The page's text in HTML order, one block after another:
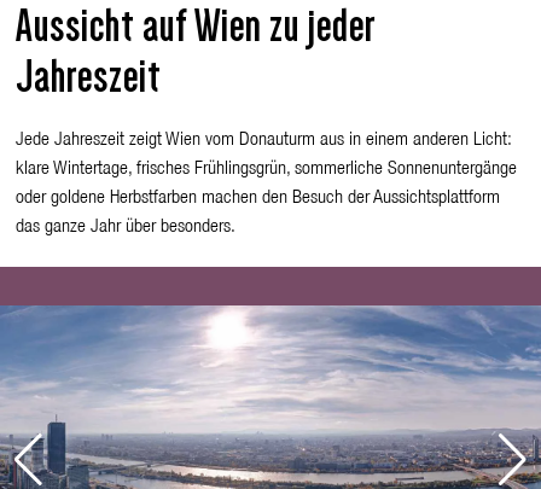
Aussicht auf Wien zu jeder
Jahreszeit
Jede Jahreszeit zeigt Wien vom Donauturm aus in einem anderen Licht:
klare Wintertage, frisches Frühlingsgrün, sommerliche Sonnenuntergänge
oder goldene Herbstfarben machen den Besuch der Aussichtsplattform
das ganze Jahr über besonders.